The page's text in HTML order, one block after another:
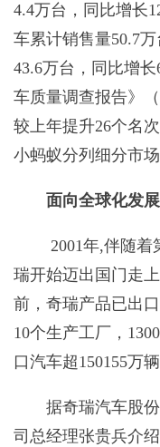
4.4万台，同比增长
车累计销售量50.7
43.6万台，同比增长
车质量调查报告》
较上年提升26个名
小蚂蚁分列细分市场
面向全球化发展
2001年,伴随
瑞开始迈出国门走
前，奇瑞产品已出
10个生产工厂，
口汽车超150155万辆
据奇瑞汽车股
司总经理张贵兵介